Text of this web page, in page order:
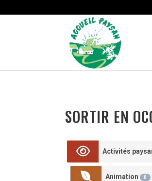
SORTIR EN
Activités
Animation 0